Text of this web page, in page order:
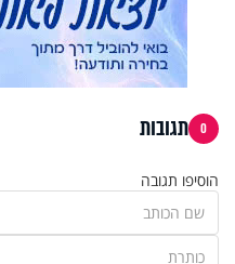
0 תגובות
הוסיפו תגובה